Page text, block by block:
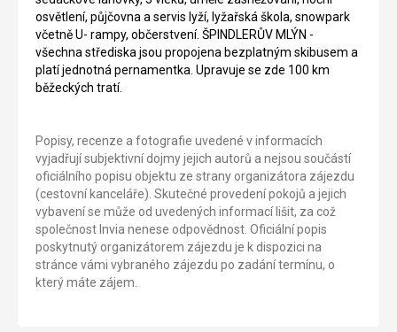
osvětlení, půjčovna a servis lyží, lyžařská škola, snowpark
včetně U- rampy, občerstvení. ŠPINDLERŮV MLÝN -
všechna střediska jsou propojena bezplatným skibusem a
platí jednotná pernamentka. Upravuje se zde 100 km
běžeckých tratí.
Popisy, recenze a fotografie uvedené v informacích
vyjadřují subjektivní dojmy jejich autorů a nejsou součástí
oficiálního popisu objektu ze strany organizátora zájezdu
(cestovní kanceláře). Skutečné provedení pokojů a jejich
vybavení se může od uvedených informací lišit, za což
společnost Invia nenese odpovědnost. Oficiální popis
poskytnutý organizátorem zájezdu je k dispozici na
stránce vámi vybraného zájezdu po zadání termínu, o
který máte zájem.